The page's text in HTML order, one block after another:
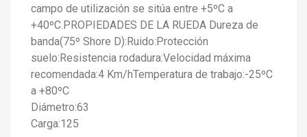
campo de utilización se sitúa entre +5ºC a
+40ºC.PROPIEDADES DE LA RUEDA Dureza de
banda(75º Shore D):Ruido:Protección
suelo:Resistencia rodadura:Velocidad máxima
recomendada:4 Km/hTemperatura de trabajo:-25ºC
a +80ºC
Diámetro:63
Carga:125